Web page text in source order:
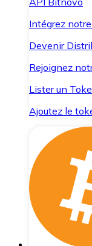
Intégrez
Devenir
Rejoignez
Lister un
Ajoutez le